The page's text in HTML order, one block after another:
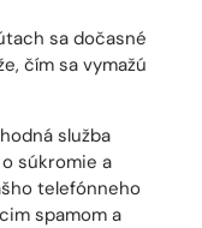
sa dočasné
čím sa vymažú
služba
súkromie a
telefónneho
spamom a